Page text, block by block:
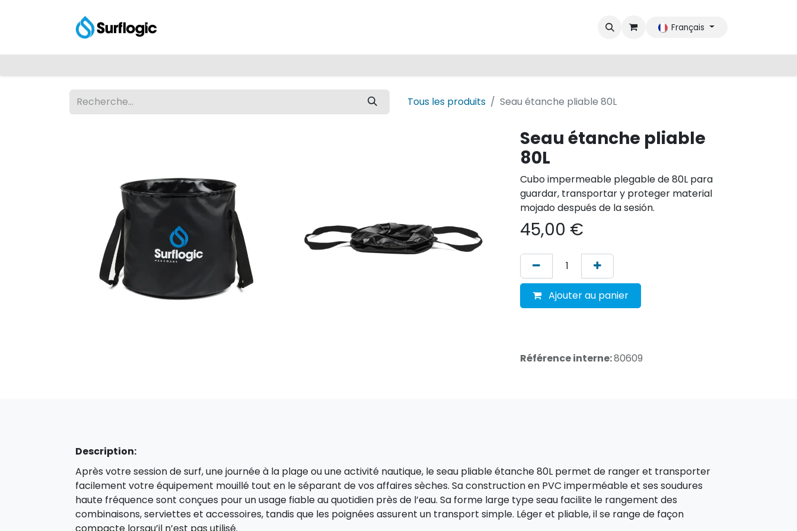
Français
Tous les produits Seau étanche pliable 80L
Seau étanche pliable
80L
Cubo impermeable plegable de 80L para
guardar, transportar y proteger material
mojado después de la sesión.
45,00 €
Ajouter au panier
Référence interne:80609
Description:
Après votre session de surf, une journée à la plage ou une activité nautique, le seau pliable étanche 80L permet de ranger et transporter
facilement votre équipement mouillé tout en le séparant de vos affaires sèches. Sa construction en PVC imperméable et ses soudures
haute fréquence sont conçues pour un usage fiable au quotidien près de l’eau. Sa forme large type seau facilite le rangement des
combinaisons, serviettes et accessoires, tandis que les poignées assurent un transport simple. Léger et pliable, il se range de façon